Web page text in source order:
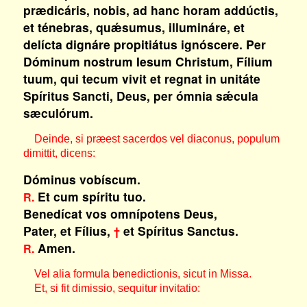
prædicáris, nobis, ad hanc horam addúctis,
et ténebras, quǽsumus, illumináre, et
delícta dignáre propitiátus ignóscere. Per
Dóminum nostrum Iesum Christum, Fílium
tuum, qui tecum vivit et regnat in unitáte
Spíritus Sancti, Deus, per ómnia sǽcula
sæculórum.
Deinde, si præest sacerdos vel diaconus, populum
dimittit, dicens:
Dóminus vobíscum.
R.Et cum spíritu tuo.
Benedícat vos omnípotens Deus,
Pater, et Fílius, †et Spíritus Sanctus.
R.Amen.
Vel alia formula benedictionis, sicut in Missa.
Et, si fit dimissio, sequitur invitatio: